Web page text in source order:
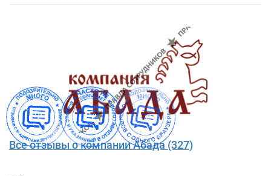
Все отзывы о компании Абада (327)